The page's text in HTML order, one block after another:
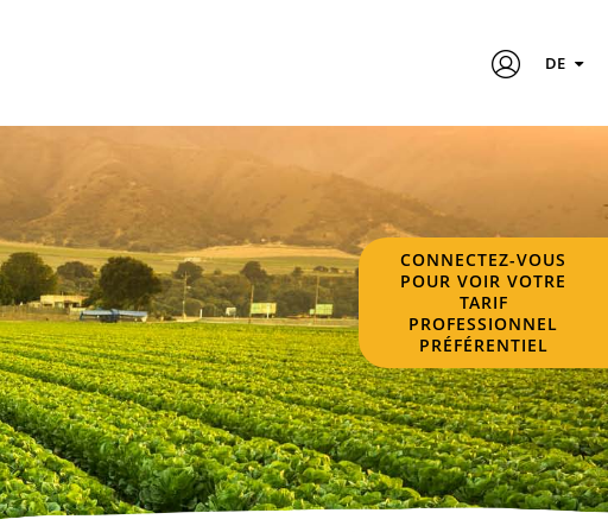
DE
CONNECTEZ-VOUS
POUR VOIR VOTRE
TARIF
PROFESSIONNEL
PRÉFÉRENTIEL